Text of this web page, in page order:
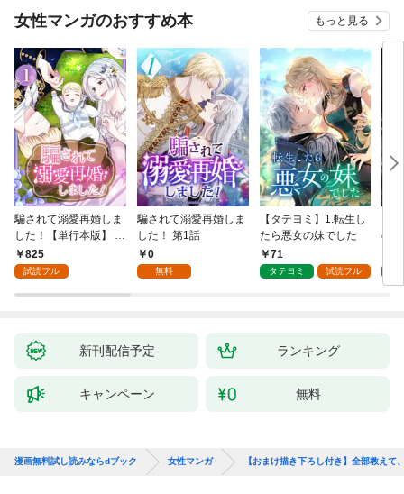
女性マンガのおすすめ本 もっと見る
騙されて溺愛再婚しま
した！【単行本版】 1
巻825
試読フル
騙されて溺愛再婚しま
した！ 第1話
0
無料
【タテヨミ】1.転生し
たら悪女の妹でした
71
タテヨミ 試読フル
の
新刊配信予定 ランキング
キャンペーン 無料
漫画無料試し読みならdブック 女性マンガ 【おまけ描き下ろし付き】全部教えて